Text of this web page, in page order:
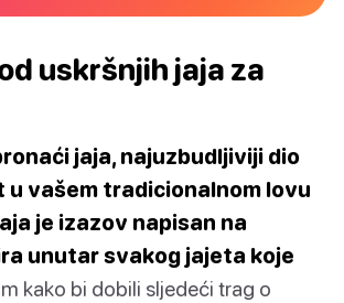
uskršnjih jaja za
jaja, najuzbudljiviji dio
u vašem tradicionalnom lovu
je izazov napisan na
unutar svakog jajeta koje
kako bi dobili sljedeći trag o